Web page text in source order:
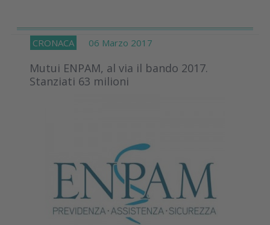
CRONACA 06 Marzo 2017
Mutui ENPAM, al via il bando 2017.
Stanziati 63 milioni